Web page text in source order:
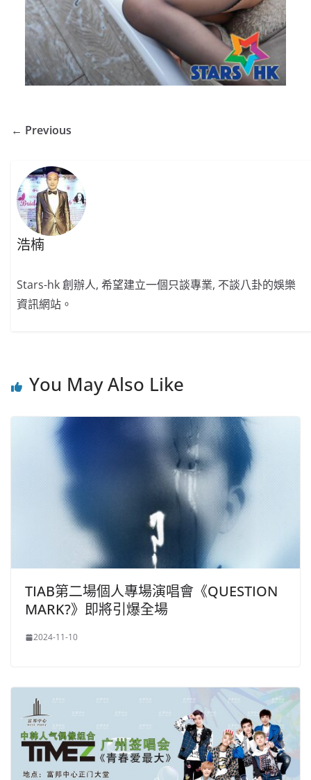
← Previous
浩楠
Stars-hk 創辦人, 希望建立一個只談專業, 不談八卦的娛樂
資訊網站。
You May Also Like
TIAB第二場個人專場演唱會《QUESTION
MARK?》即將引爆全場
2024-11-10